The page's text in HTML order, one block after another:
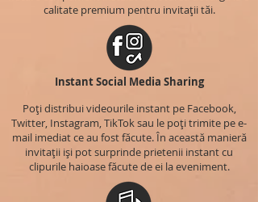
calitate premium pentru invitații tăi.
Instant Social Media Sharing
Poți distribui videourile instant pe Facebook,
Twitter, Instagram, TikTok sau le poți trimite pe e-
mail imediat ce au fost făcute. În această manieră
invitații iși pot surprinde prietenii instant cu
clipurile haioase făcute de ei la eveniment.